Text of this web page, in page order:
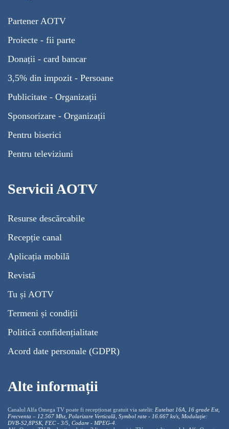
Partener AOTV
Proiecte - fii parte
Donații - card bancar
3,5% din impozit - Persoane
Publicitate - Organizații
Sponsorizare - Organizații
Pentru biserici
Pentru televiziuni
Servicii AOTV
Resurse descărcabile
Recepție canal
Aplicația mobilă
Revistă
Tu și AOTV
Termeni și condiții
Politică confidențialitate
Acord date personale (GDPR)
Alte informații
Canalul Alfa Omega TV poate fi recepționat gratuit via satelit: Eutelsat 16A, 16 grade Est,
Frecventa – 12.567 Mhz, Polarizare Verticală, Symbol rate - 16.667 ks/s, Modulație:
DVB-S2,8PSK, FEC - 3/5, Codare - MPEG-4